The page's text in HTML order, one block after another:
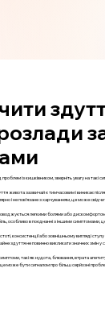
із кишківником, зверніть увагу на такі
живота зазвичай є тимчасовим і виникає
і не пов’язане з харчуванням, це може
легкими болями або дискомфортом,
особливо в поєднанні з іншими
консистенції або зовнішньому вигляді
здуття не повинно викликати значних змін у
такі як нудота, блювання, втрата
це може бути сигналом про більш серйозні